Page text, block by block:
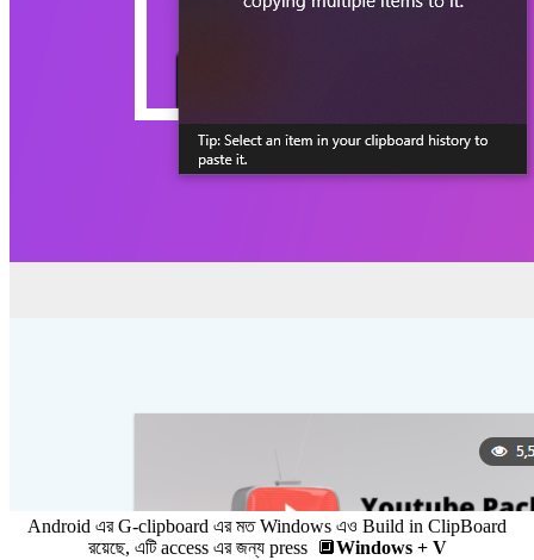
Android এর G-clipboard এর মত Windows এও Build in ClipBoard
রয়েছে, এটি access এর জন্য press 🔲Windows + V